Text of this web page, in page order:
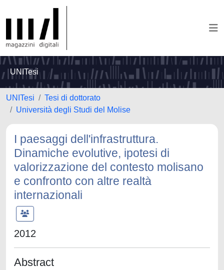
UNITesi
UNITesi
Tesi di dottorato
Università degli Studi del Molise
I paesaggi dell'infrastruttura.
Dinamiche evolutive, ipotesi di
valorizzazione del contesto molisano
e confronto con altre realtà
internazionali
2012
Abstract